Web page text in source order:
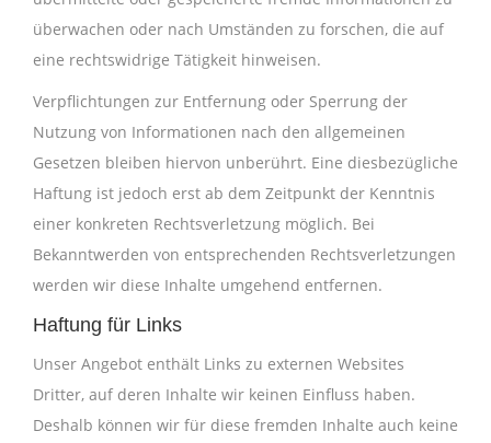
überwachen oder nach Umständen zu forschen, die auf
eine rechtswidrige Tätigkeit hinweisen.
Verpflichtungen zur Entfernung oder Sperrung der
Nutzung von Informationen nach den allgemeinen
Gesetzen bleiben hiervon unberührt. Eine diesbezügliche
Haftung ist jedoch erst ab dem Zeitpunkt der Kenntnis
einer konkreten Rechtsverletzung möglich. Bei
Bekanntwerden von entsprechenden Rechtsverletzungen
werden wir diese Inhalte umgehend entfernen.
Haftung für Links
Unser Angebot enthält Links zu externen Websites
Dritter, auf deren Inhalte wir keinen Einfluss haben.
Deshalb können wir für diese fremden Inhalte auch keine